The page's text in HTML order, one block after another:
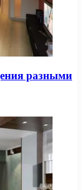
разными